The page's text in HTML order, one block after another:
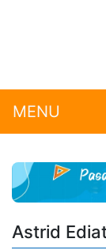
MENU
Astrid